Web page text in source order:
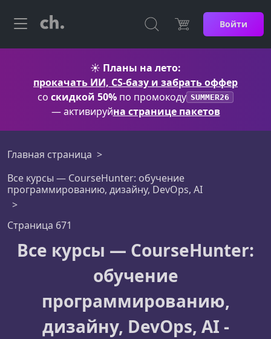
Войти
☀️ Планы на лето:
прокачать ИИ, CS-базу и забрать оффер
со скидкой 50% по промокоду SUMMER26
— активируйна странице пакетов
Главная страница
Все курсы — CourseHunter: обучение
программированию, дизайну, DevOps, AI
Страница 671
Все курсы — CourseHunter:
обучение
программированию,
дизайну, DevOps, AI -